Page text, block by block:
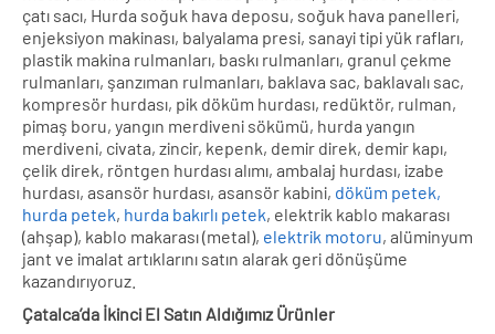
çatı sacı, Hurda soğuk hava deposu, soğuk hava panelleri,
enjeksiyon makinası, balyalama presi, sanayi tipi yük rafları,
plastik makina rulmanları, baskı rulmanları, granul çekme
rulmanları, şanzıman rulmanları, baklava sac, baklavalı sac,
kompresör hurdası, pik döküm hurdası, redüktör, rulman,
pimaş boru, yangın merdiveni sökümü, hurda yangın
merdiveni, civata, zincir, kepenk, demir direk, demir kapı,
çelik direk, röntgen hurdası alımı, ambalaj hurdası, izabe
hurdası, asansör hurdası, asansör kabini, döküm petek,
hurda petek, hurda bakırlı petek, elektrik kablo makarası
(ahşap), kablo makarası (metal), elektrik motoru, alüminyum
jant ve imalat artıklarını satın alarak geri dönüşüme
kazandırıyoruz.
Çatalca’da İkinci El Satın Aldığımız Ürünler